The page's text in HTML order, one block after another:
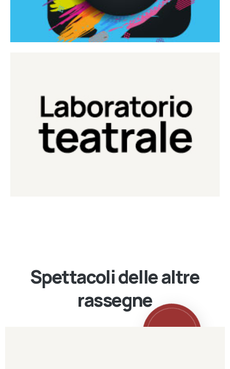
Laboratorio Teatrale
Laboratorio di teatro del Teatro Eduardo de Filippo
Continua
Spettacoli delle altre
rassegne